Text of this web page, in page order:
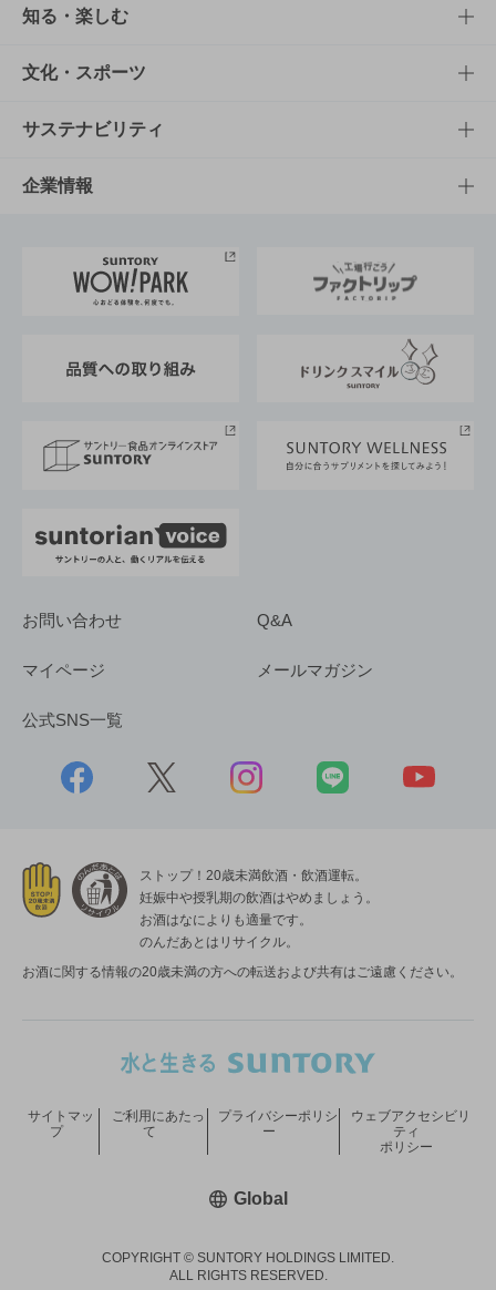
商品TOP
商品一覧
商品発売情報
栄養成分一覧
知る・楽しむ
知る・楽しむTOP
キャンペーン
工場見学
地域情報
文化・スポーツ
文化・スポーツTOP
サントリーホール
サントリーサンバーズ大阪
サステナビリティ
サステナビリティTOP
サントリーが考えるサステナビリティ経営
企業情報
企業概要
採用情報
お問い合わせ Q&A
マイページ メールマガジン
公式SNS一覧
ストップ！20歳未満飲酒・飲酒運転。
妊娠中や授乳期の飲酒はやめましょう。
お酒はなによりも適量です。
のんだあとはリサイクル。
お酒に関する情報の20歳未満の方への転送および共有はご遠慮ください。
COPYRIGHT © SUNTORY HOLDINGS LIMITED.
ALL RIGHTS RESERVED.
サイトマッ
プ
ご利用にあたっ
て
プライバシーポリシ
ー
ウェブアクセシビリ
ティ
ポリシー
Global新しいウィンドウで開く